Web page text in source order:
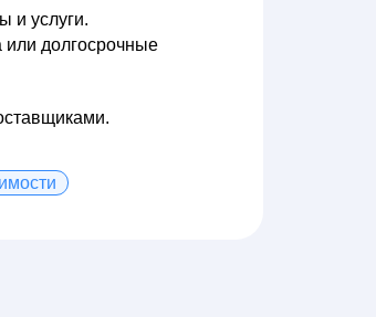
и услуги.
или долгосрочные